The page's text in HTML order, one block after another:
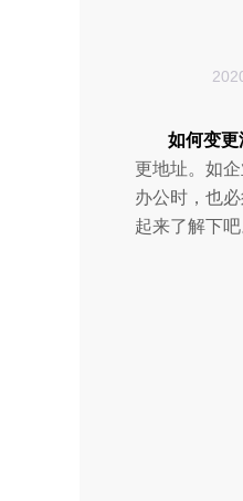
如何变
更地址。如
办公时，也
起来了解下吧